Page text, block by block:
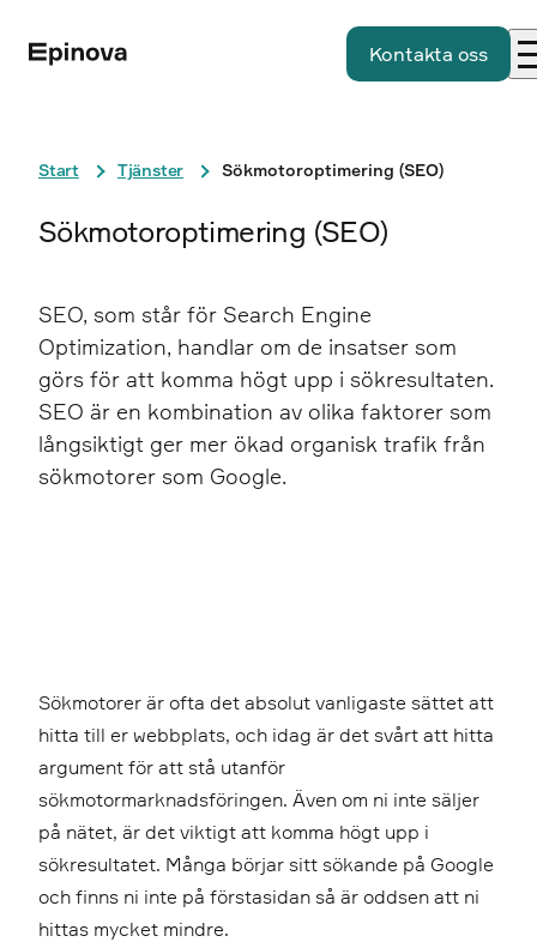
Kontakta oss
Start Tjänster Sökmotoroptimering (SEO)
Sökmotoroptimering (SEO)
SEO, som står för Search Engine
Optimization, handlar om de insatser som
görs för att komma högt upp i sökresultaten.
SEO är en kombination av olika faktorer som
långsiktigt ger mer ökad organisk trafik från
sökmotorer som Google.
Sökmotorer är ofta det absolut vanligaste sättet att
hitta till er webbplats, och idag är det svårt att hitta
argument för att stå utanför
sökmotormarknadsföringen. Även om ni inte säljer
på nätet, är det viktigt att komma högt upp i
sökresultatet. Många börjar sitt sökande på Google
och finns ni inte på förstasidan så är oddsen att ni
hittas mycket mindre.